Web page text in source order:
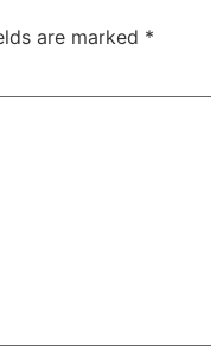
are marked *